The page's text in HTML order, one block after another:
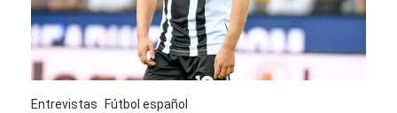
Entrevistas Fútbol español